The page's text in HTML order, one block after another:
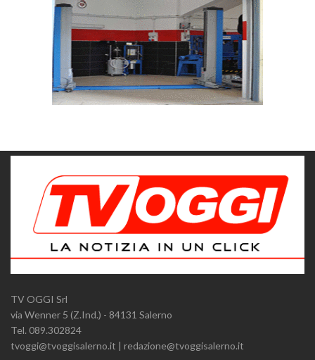
TV OGGI Srl
via Wenner 5 (Z.Ind.) - 84131 Salerno
Tel. 089.302824
tvoggi@tvoggisalerno.it | redazione@tvoggisalerno.it